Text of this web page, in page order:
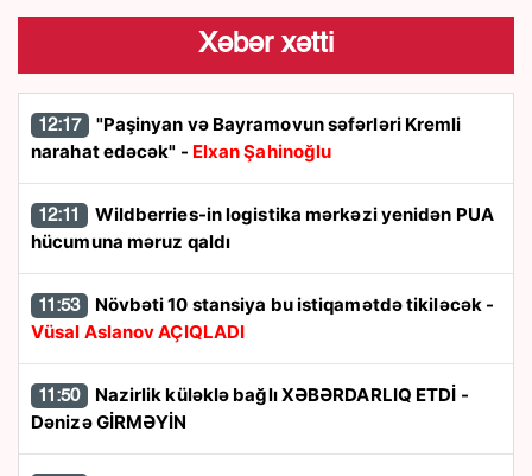
Xəbər xətti
12:17
narahat edəcək" - Elxan Şahinoğlu
12:11
hücumuna məruz qaldı
11:53
Növbəti 10 stansiya bu istiqamətdə tikiləcək -
Vüsal Aslanov AÇIQLADI
11:50
Dənizə GİRMƏYİN